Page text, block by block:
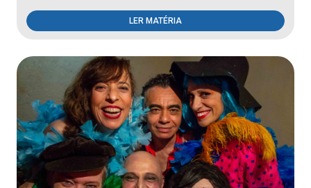
LER MATÉRIA